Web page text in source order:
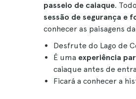
passeio de caiaque.
sessão de segurança e
conhecer as paisagens da
Desfrute do Lago de
É uma experiência
caiaque antes de
Ficará a conhecer a